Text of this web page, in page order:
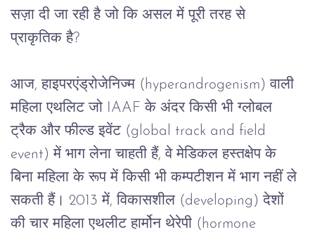
सज़ा दी जा रही है जो कि असल में पूरी तरह से
प्राकृतिक है?
आज, हाइपरएंड्रोजेनिज्म (hyperandrogenism) वाली
महिला एथलिट जो IAAF के अंदर किसी भी ग्लोबल
ट्रैक और फील्ड इवेंट (global track and field
event) में भाग लेना चाहती हैं, वे मेडिकल हस्तक्षेप के
बिना महिला के रूप में किसी भी कम्पटीशन में भाग नहीं ले
सकती हैं। 2013 में, विकासशील (developing) देशों
की चार महिला एथलीट हार्मोन थेरेपी (hormone